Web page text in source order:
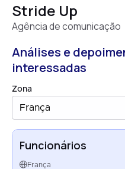
Stride Up
Agência de comunicação
Análises e
interessadas
Zona
França
Funcionários
França